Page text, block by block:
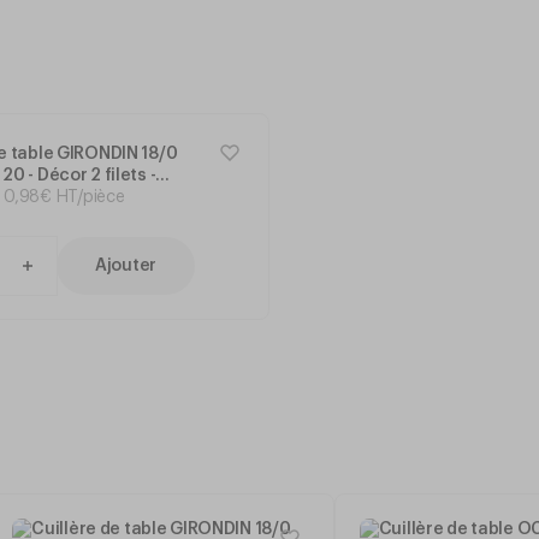
table GIRONDIN 18/0
20 - Décor 2 filets -
0,98€ HT/pièce
Ajouter